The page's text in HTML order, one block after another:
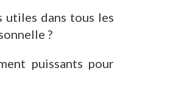
utiles dans tous les
?
puissants pour